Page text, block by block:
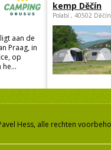
aan de
Praag, in
op
he...
kemp Děčín
Polabí , 40502 Děčín
Hess, alle rechten